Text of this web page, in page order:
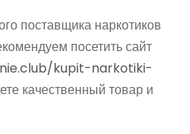
поставщика наркотиков
посетить сайт
kupit-narkotiki-
качественный товар и